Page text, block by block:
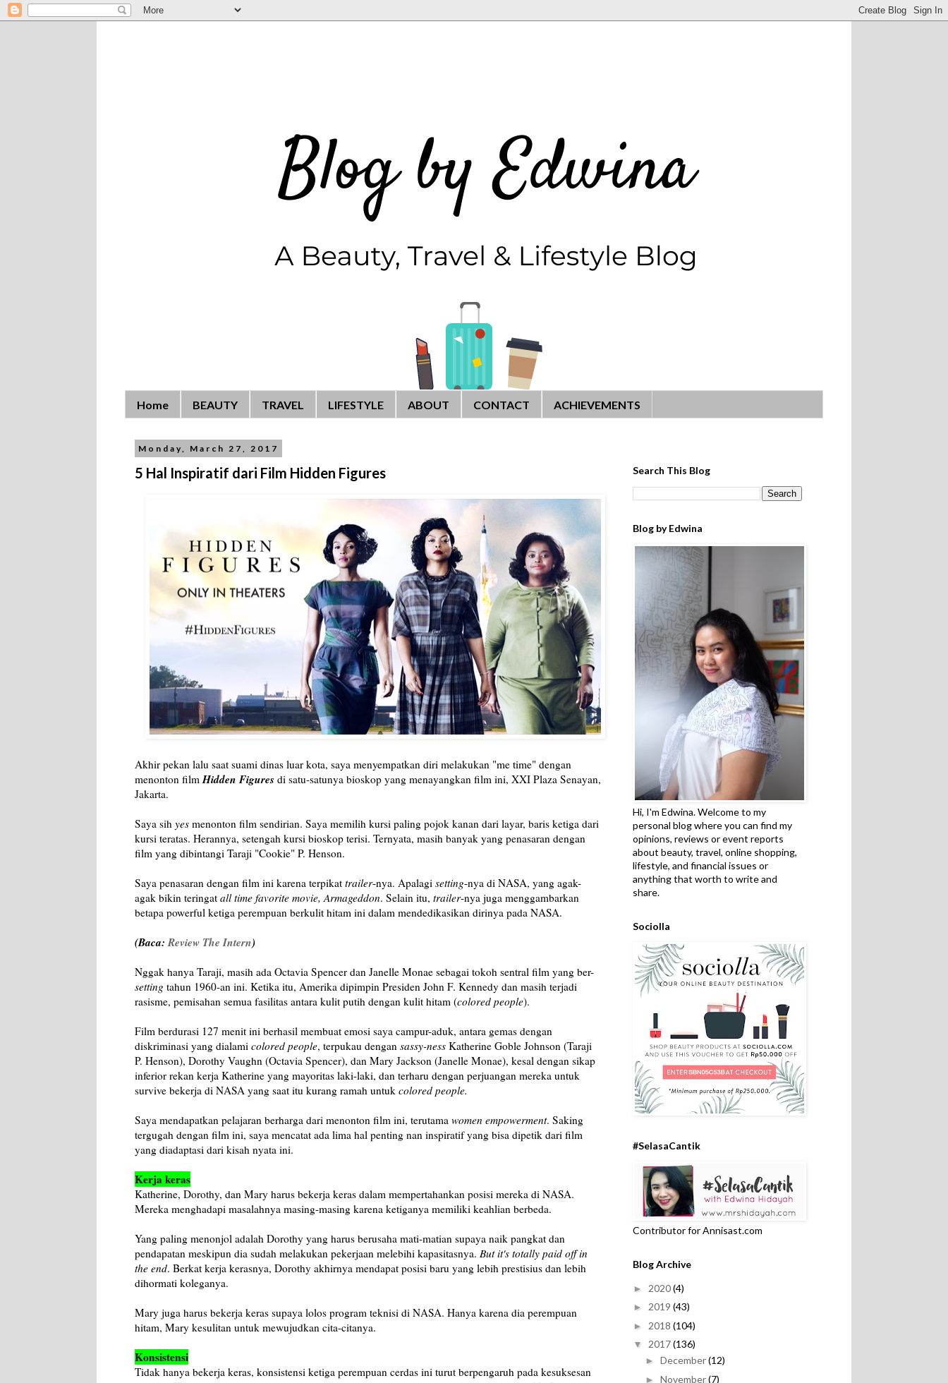
Home BEAUTY TRAVEL LIFESTYLE ABOUT CONTACT ACHIEVEMENTS
Monday, March 27, 2017
5 Hal Inspiratif dari Film Hidden Figures
Akhir pekan lalu saat suami dinas luar kota, saya menyempatkan diri melakukan "me time" dengan
menonton filmHidden Figures di satu-satunya bioskop yang menayangkan film ini, XXI Plaza Senayan,
Jakarta.
Saya sih yes menonton film sendirian. Saya memilih kursi paling pojok kanan dari layar, baris ketiga dari
kursi teratas. Herannya, setengah kursi bioskop terisi. Ternyata, masih banyak yang penasaran dengan
film yang dibintangi Taraji "Cookie" P. Henson.
Saya penasaran dengan film ini karena terpikat trailer-nya. Apalagi setting-nya di NASA, yang agak-
agak bikin teringat all time favorite movie, Armageddon. Selain itu, trailer-nya juga menggambarkan
betapa powerful ketiga perempuan berkulit hitam ini dalam mendedikasikan dirinya pada NASA.
(Baca:Review The Intern)
Nggak hanya Taraji, masih ada Octavia Spencer dan Janelle Monae sebagai tokoh sentral film yang ber-
setting tahun 1960-an ini. Ketika itu, Amerika dipimpin Presiden John F. Kennedy dan masih terjadi
rasisme, pemisahan semua fasilitas antara kulit putih dengan kulit hitam (colored people).
Film berdurasi 127 menit ini berhasil membuat emosi saya campur-aduk, antara gemas dengan
diskriminasi yang dialami colored people, terpukau dengan sassy-ness Katherine Goble Johnson (Taraji
P. Henson), Dorothy Vaughn (Octavia Spencer), dan Mary Jackson (Janelle Monae), kesal dengan sikap
inferior rekan kerja Katherine yang mayoritas laki-laki, dan terharu dengan perjuangan mereka untuk
survive bekerja di NASA yang saat itu kurang ramah untuk colored people.
Saya mendapatkan pelajaran berharga dari menonton film ini, terutama women empowerment. Saking
tergugah dengan film ini, saya mencatat ada lima hal penting nan inspiratif yang bisa dipetik dari film
yang diadaptasi dari kisah nyata ini.
Kerja keras
Katherine, Dorothy, dan Mary harus bekerja keras dalam mempertahankan posisi mereka di NASA.
Mereka menghadapi masalahnya masing-masing karena ketiganya memiliki keahlian berbeda.
Yang paling menonjol adalah Dorothy yang harus berusaha mati-matian supaya naik pangkat dan
pendapatan meskipun dia sudah melakukan pekerjaan melebihi kapasitasnya. But it's totally paid off in
the end. Berkat kerja kerasnya, Dorothy akhirnya mendapat posisi baru yang lebih prestisius dan lebih
dihormati koleganya.
Mary juga harus bekerja keras supaya lolos program teknisi di NASA. Hanya karena dia perempuan
hitam, Mary kesulitan untuk mewujudkan cita-citanya.
Konsistensi
Tidak hanya bekerja keras, konsistensi ketiga perempuan cerdas ini turut berpengaruh pada kesuksesan
Search This Blog
Blog by Edwina
Hi, I'm Edwina. Welcome to my
personal blog where you can find my
opinions, reviews or event reports
about beauty, travel, online shopping,
lifestyle, and financial issues or
anything that worth to write and
share.
Sociolla
#SelasaCantik
Contributor for Annisast.com
Blog Archive
► 2020(4)
► 2019 (43)
► 2018 (104)
▼ 2017(136)
► December(12)
► November(7)